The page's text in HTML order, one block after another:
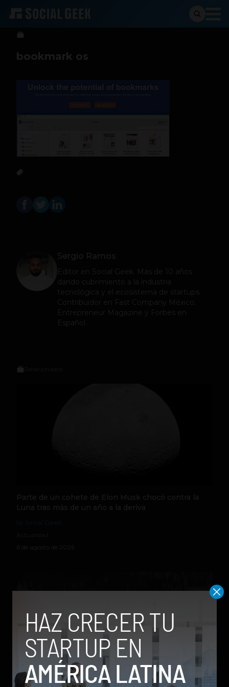
Sergio Ramos 1 de junio de 2017
bookmark os
Sergio Ramos
Editor en Social Geek
. Más de 10 años
dando cubrimiento a la industria
tecnológica y el ecosistema de startups.
Contribuidor en Fast Company México,
Entrepreneur Magazine y Forbes en
Español.
Parte de un cohete de Elon Musk chocó contra la
Luna tras más de un año a la deriva
6 de agosto de 2026